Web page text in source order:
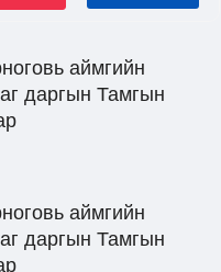
аймгийн
даргын Тамгын
аймгийн
даргын Тамгын